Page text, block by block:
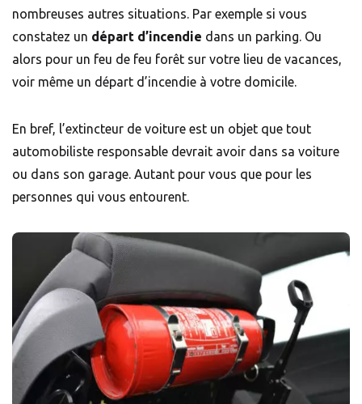
nombreuses autres situations. Par exemple si vous
constatez un départ d’incendie dans un parking. Ou
alors pour un feu de feu forêt sur votre lieu de vacances,
voir même un départ d’incendie à votre domicile.
En bref, l’extincteur de voiture est un objet que tout
automobiliste responsable devrait avoir dans sa voiture
ou dans son garage. Autant pour vous que pour les
personnes qui vous entourent.